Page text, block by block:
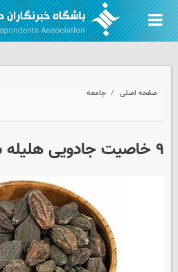
صفحه اصلی جامعه
۹ خاصیت جادویی هلیله سیاه